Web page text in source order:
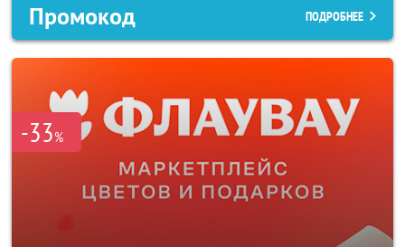
Промокод ПОДРОБНЕЕ
-33%